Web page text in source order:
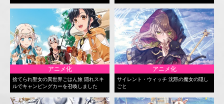
アニメ化
捨てられ聖女の異世界ごはん旅 隠れスキ
ルでキャンピングカーを召喚しました
アニメ化
サイレント・ウィッチ 沈黙の魔女の隠し
ごと